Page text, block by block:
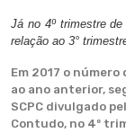
Já no 4º trimestre
relação ao 3°
Em 2017 o número
ao ano anterior,
SCPC divulgado
Contudo, no 4º